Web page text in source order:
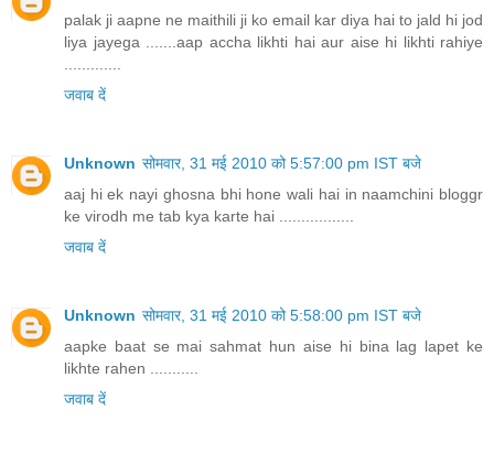
palak ji aapne ne maithili ji ko email kar diya hai to jald hi jod
liya jayega .......aap accha likhti hai aur aise hi likhti rahiye
.............
जवाब दें
Unknown सोमवार, 31 मई 2010 को 5:57:00 pm IST बजे
aaj hi ek nayi ghosna bhi hone wali hai in naamchini bloggr
ke virodh me tab kya karte hai .................
जवाब दें
Unknown सोमवार, 31 मई 2010 को 5:58:00 pm IST बजे
aapke baat se mai sahmat hun aise hi bina lag lapet ke
likhte rahen ...........
जवाब दें